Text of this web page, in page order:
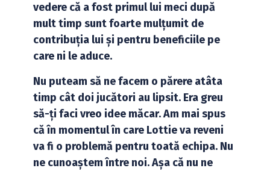
vedere că a fost primul lui meci după
mult timp sunt foarte mulțumit de
contribuția lui și pentru beneficiile pe
care ni le aduce.
Nu puteam să ne facem o părere atâta
timp cât doi jucători au lipsit. Era greu
să-ți faci vreo idee măcar. Am mai spus
că în momentul în care Lottie va reveni
va fi o problemă pentru toată echipa. Nu
ne cunoaștem între noi. Așa că nu ne